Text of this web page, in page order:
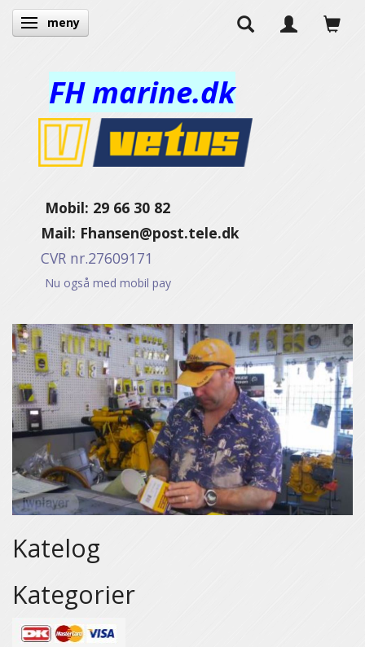
Ändra navigering
meny
FH marine.dk
Mobil: 29 66 30 82
Mail: Fhansen@post.tele.dk
CVR nr.27609171
Nu også med mobil pay
Katelog
Kategorier